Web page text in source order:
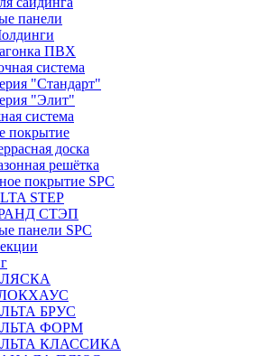
панели
ПВХ
система
"Стандарт"
"Элит"
система
покрытие
доска
решётка
покрытие SPC
STEP
СТЭП
панели SPC
БРУС
ФОРМ
КЛАССИКА